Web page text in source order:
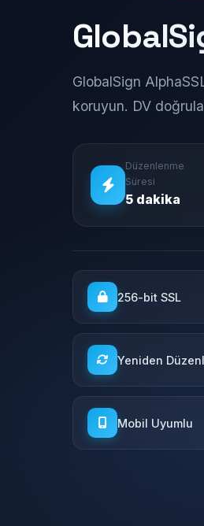
GlobalSign
koruyun. DV
Düzenlenme
Süresi
5 dakika
256-bit SSL
Yeniden
Mobil Uyumlu